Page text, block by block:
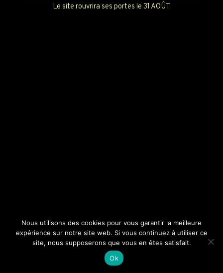
Le site rouvrira ses portes le 31 AOÛT.
Nous utilisons des cookies pour vous garantir la meilleure
expérience sur notre site web. Si vous continuez à utiliser ce
site, nous supposerons que vous en êtes satisfait.
Ok